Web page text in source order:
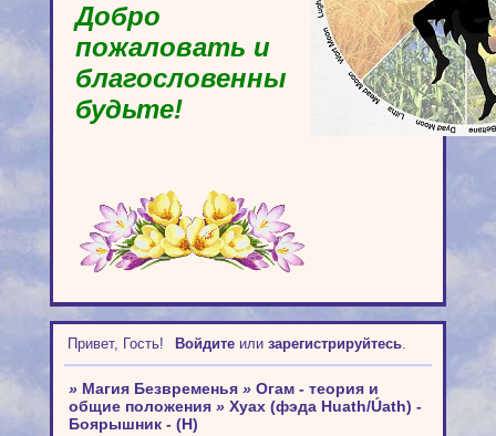
Добро
пожаловать и
благословенны
будьте!
Привет, Гость! Войдитеили зарегистрируйтесь.
» Магия Безвременья » Огам - теория и
общие положения » Хуах (фэда Huath/Úath) -
Боярышник - (H)